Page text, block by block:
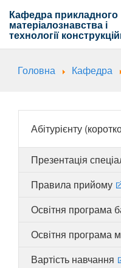
Кафедра прикладного
матеріалознавства і
технології
Головна Кафедра
Абітурієнту
Презентація
Правила прийому
Освітня програма
Освітня програма
Вартість навчання